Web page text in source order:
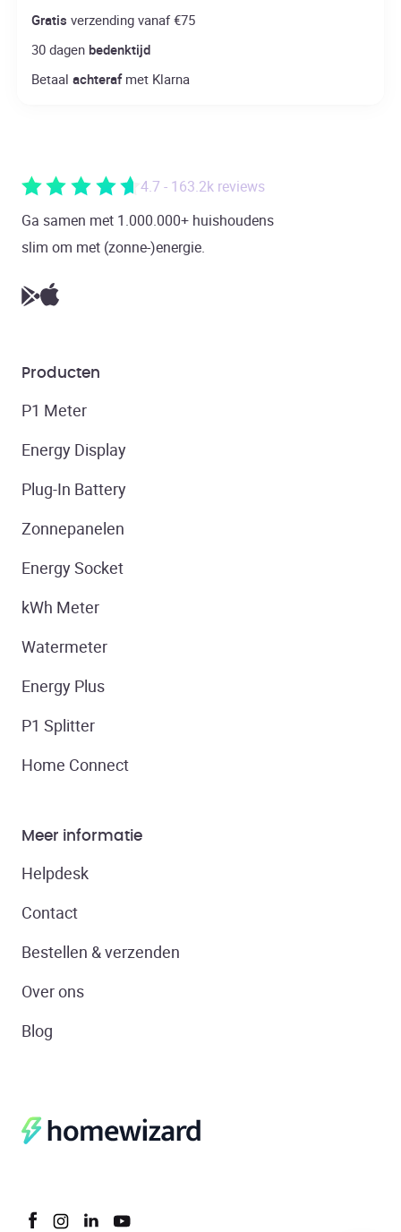
Gratis verzending vanaf €75
30 dagen bedenktijd
Betaalachterafmet Klarna
4.7 - 163.2k reviews
Ga samen met 1.000.000+ huishoudens
slim om met (zonne-)energie.
Producten
P1 Meter
Energy Display
Plug-In Battery
Zonnepanelen
Energy Socket
kWh Meter
Watermeter
Energy Plus
P1 Splitter
Home Connect
Meer informatie
Helpdesk
Contact
Bestellen & verzenden
Over ons
Blog